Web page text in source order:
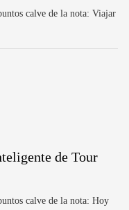
calve de la nota: Viajar
de Tour
calve de la nota: Hoy